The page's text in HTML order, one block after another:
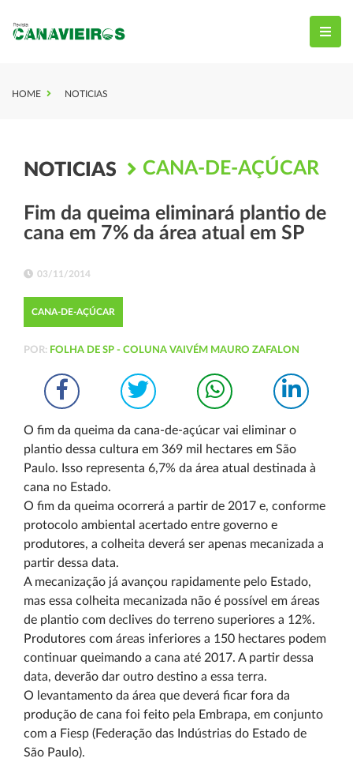
HOME NOTICIAS
NOTICIAS CANA-DE-AÇÚCAR
Fim da queima eliminará plantio de
cana em 7% da área atual em SP
03/11/2014
CANA-DE-AÇÚCAR
POR: FOLHA DE SP - COLUNA VAIVÉM MAURO ZAFALON
O fim da queima da cana-de-açúcar vai eliminar o
plantio dessa cultura em 369 mil hectares em São
Paulo. Isso representa 6,7% da área atual destinada à
cana no Estado.
O fim da queima ocorrerá a partir de 2017 e, conforme
protocolo ambiental acertado entre governo e
produtores, a colheita deverá ser apenas mecanizada a
partir dessa data.
A mecanização já avançou rapidamente pelo Estado,
mas essa colheita mecanizada não é possível em áreas
de plantio com declives do terreno superiores a 12%.
Produtores com áreas inferiores a 150 hectares podem
continuar queimando a cana até 2017. A partir dessa
data, deverão dar outro destino a essa terra.
O levantamento da área que deverá ficar fora da
produção de cana foi feito pela Embrapa, em conjunto
com a Fiesp (Federação das Indústrias do Estado de
São Paulo).